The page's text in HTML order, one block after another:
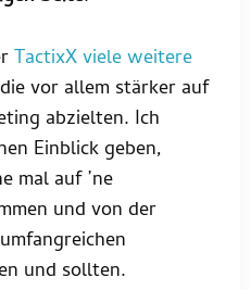
TactixX viele weitere
vor allem stärker auf
abzielten. Ich
Einblick geben,
mal auf ’ne
und von der
und sollten.